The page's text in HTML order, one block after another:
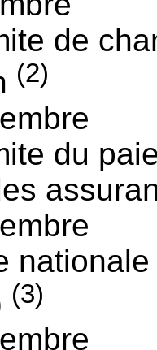
de
(2)
du
(3)